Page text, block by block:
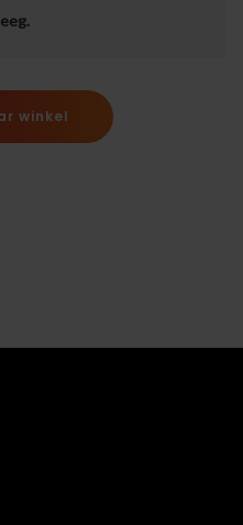
winkel